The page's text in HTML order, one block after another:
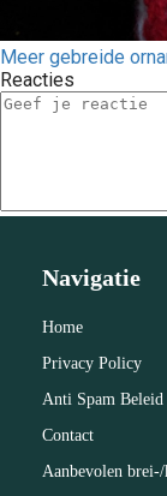
Meer gebreide
Reacties
Navigatie
Home
Privacy Policy
Anti Spam Beleid
Contact
Aanbevolen brei-/